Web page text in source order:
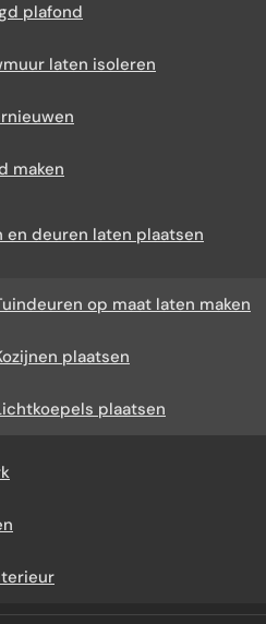
plafond
laten isoleren
maken
en deuren laten plaatsen
op maat laten maken
plaatsen
plaatsen
ONS
ervaren specialist in
door heel
offerte tot uitvoering.
heeft u één vast